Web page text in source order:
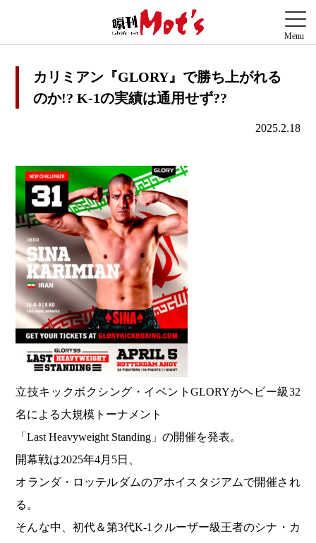
カリミアン『GLORY』で勝ち上がれる
のか!? K-1の実績は通用せず??
2025.2.18
立技キックボクシング・イベントGLORYがヘビー級32
名による大規模トーナメント
「Last Heavyweight Standing」の開催を発表。
開幕戦は2025年4月5日、
オランダ・ロッテルダムのアホイスタジアムで開催され
る。
そんな中、初代＆第3代K-1クルーザー級王者のシナ・カ